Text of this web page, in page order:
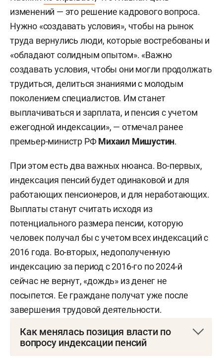
изменений — это решение кадрового вопроса.
Нужно «создавать условия», чтобы на рынок
труда вернулись люди, которые востребованы и
«обладают солидным опытом». «Важно
создавать условия, чтобы они могли продолжать
трудиться, делиться знаниями с молодым
поколением специалистов. Им станет
выплачиваться и зарплата, и пенсия с учетом
ежегодной индексации», — отмечал ранее
премьер-министр РФМихаил Мишустин.
При этом есть два важных нюанса. Во-первых,
индексация пенсий будет одинаковой и для
работающих пенсионеров, и для неработающих.
Выплаты станут считать исходя из
потенциального размера пенсии, которую
человек получал бы с учетом всех индексаций с
2016 года. Во-вторых, недополученную
индексацию за период с 2016-го по 2024-й
сейчас не вернут, «дождь» из денег не
посыпется. Ее граждане получат уже после
завершения трудовой деятельности.
Как менялась позиция власти по
вопросу индексации пенсий